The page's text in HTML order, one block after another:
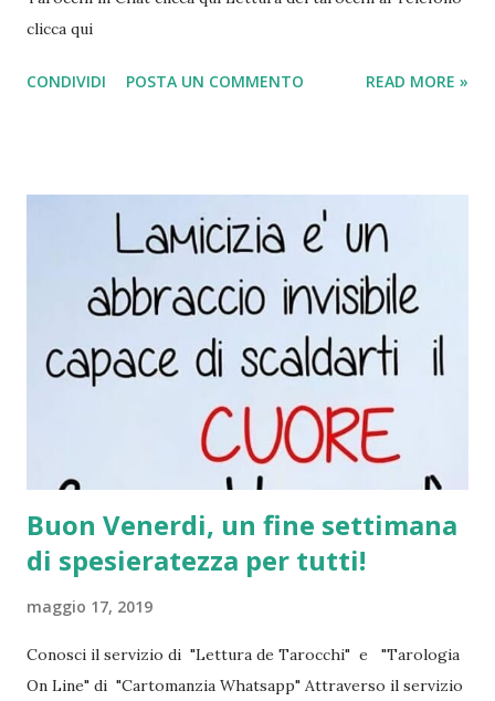
clicca qui
CONDIVIDI POSTA UN COMMENTO READ MORE »
Buon Venerdi, un fine settimana
di spesieratezza per tutti!
maggio 17, 2019
Conosci il servizio di "Lettura de Tarocchi" e "Tarologia
On Line" di "Cartomanzia Whatsapp" Attraverso il servizio